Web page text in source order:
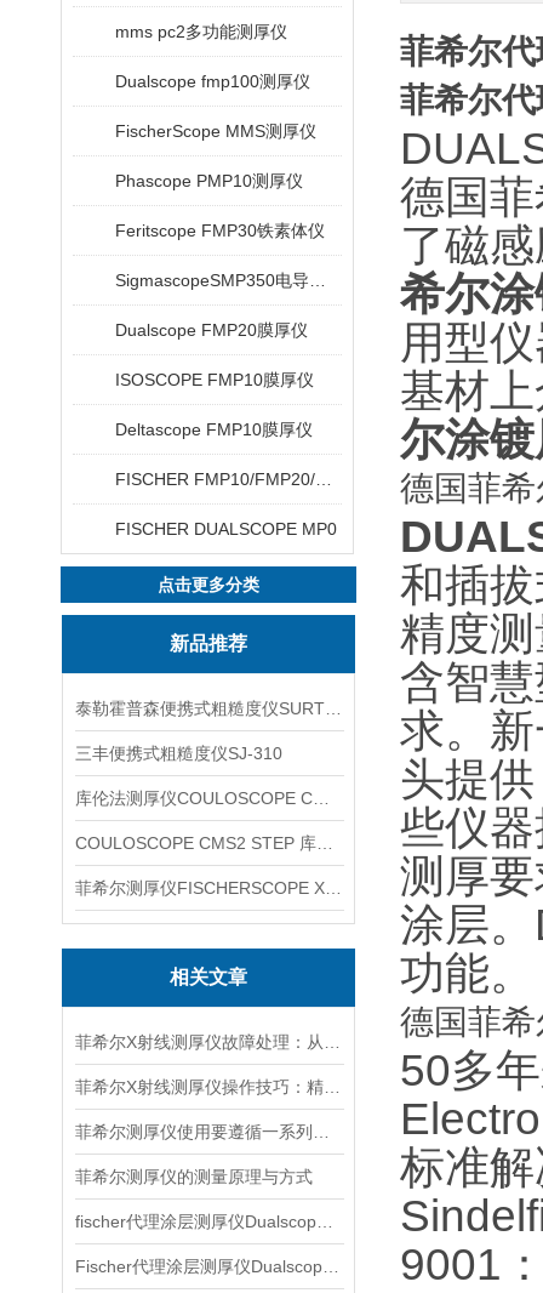
mms pc2多功能测厚仪
Dualscope fmp100测厚仪
FischerScope MMS测厚仪
Phascope PMP10测厚仪
Feritscope FMP30铁素体仪
Dualscope FMP20膜厚仪
ISOSCOPE FMP10膜厚仪
Deltascope FMP10膜厚仪
FISCHER DUALSCOPE MP0
点击更多分类
新品推荐
三丰便携式粗糙度仪SJ-310
相关文章
菲希尔测厚仪的测量原理与方式
菲希尔
菲希尔
德国
了磁
希尔
用型
基材
尔涂
德国菲
和插
精度
含智
求。
头提
些仪
测厚
涂层
功能。
德国菲
50多
标准
9001